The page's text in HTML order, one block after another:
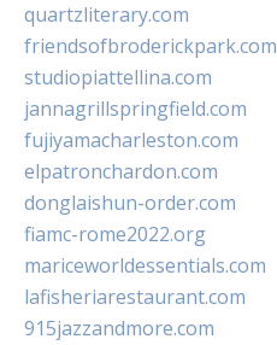
quartzliterary.com
friendsofbroderickpark.com
studiopiattellina.com
jannagrillspringfield.com
fujiyamacharleston.com
elpatronchardon.com
donglaishun-order.com
fiamc-rome2022.org
mariceworldessentials.com
lafisheriarestaurant.com
915jazzandmore.com